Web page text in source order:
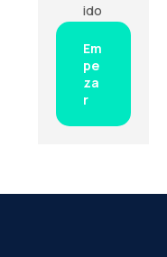
ido
Em
pe
za
r